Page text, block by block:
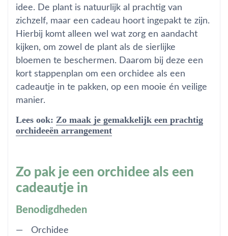
idee. De plant is natuurlijk al prachtig van
zichzelf, maar een cadeau hoort ingepakt te zijn.
Hierbij komt alleen wel wat zorg en aandacht
kijken, om zowel de plant als de sierlijke
bloemen te beschermen. Daarom bij deze een
kort stappenplan om een orchidee als een
cadeautje in te pakken, op een mooie én veilige
manier.
Lees ook: Zo maak je gemakkelijk een prachtig
orchideeën arrangement
Zo pak je een orchidee als een
cadeautje in
Benodigdheden
Orchidee